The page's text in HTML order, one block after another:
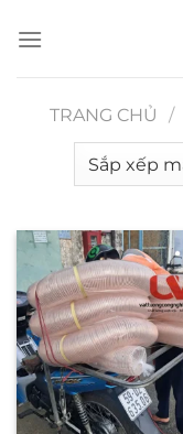
qua
TRANG CHỦ
/